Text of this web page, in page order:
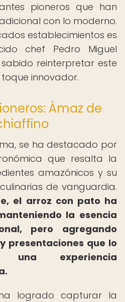
pioneros que han
con lo moderno.
establecimientos es
chef Pedro Miguel
reinterpretar este
innovador.
Ámaz de
se ha destacado por
que resalta la
amazónicos y su
de vanguardia.
el arroz con pato ha
la esencia
pero agregando
presentaciones que lo
una experiencia
logrado capturar la